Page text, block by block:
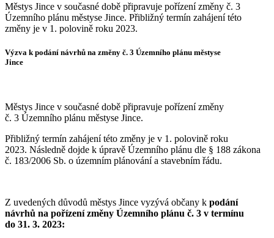
Městys Jince v současné době připravuje pořízení změny č. 3
Územního plánu městyse Jince. Přibližný termín zahájení této
změny je v 1. polovině roku 2023.
Výzva k podání návrhů na změny č. 3 Územního plánu městyse
Jince
Městys Jince v současné době připravuje pořízení změny
č. 3 Územního plánu městyse Jince.
Přibližný termín zahájení této změny je v 1. polovině roku
2023. Následně dojde k úpravě Územního plánu dle § 188 zákona
č. 183/2006 Sb. o územním plánování a stavebním řádu.
Z uvedených důvodů městys Jince vyzývá občany k podání
návrhů na pořízení změny Územního plánu č. 3 v termínu
do 31. 3. 2023: